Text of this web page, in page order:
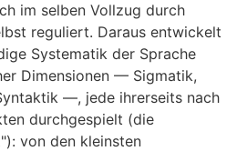
im selben Vollzug durch
reguliert. Daraus entwickelt
Systematik der Sprache
Dimensionen — Sigmatik,
—, jede ihrerseits nach
durchgespielt (die
von den kleinsten